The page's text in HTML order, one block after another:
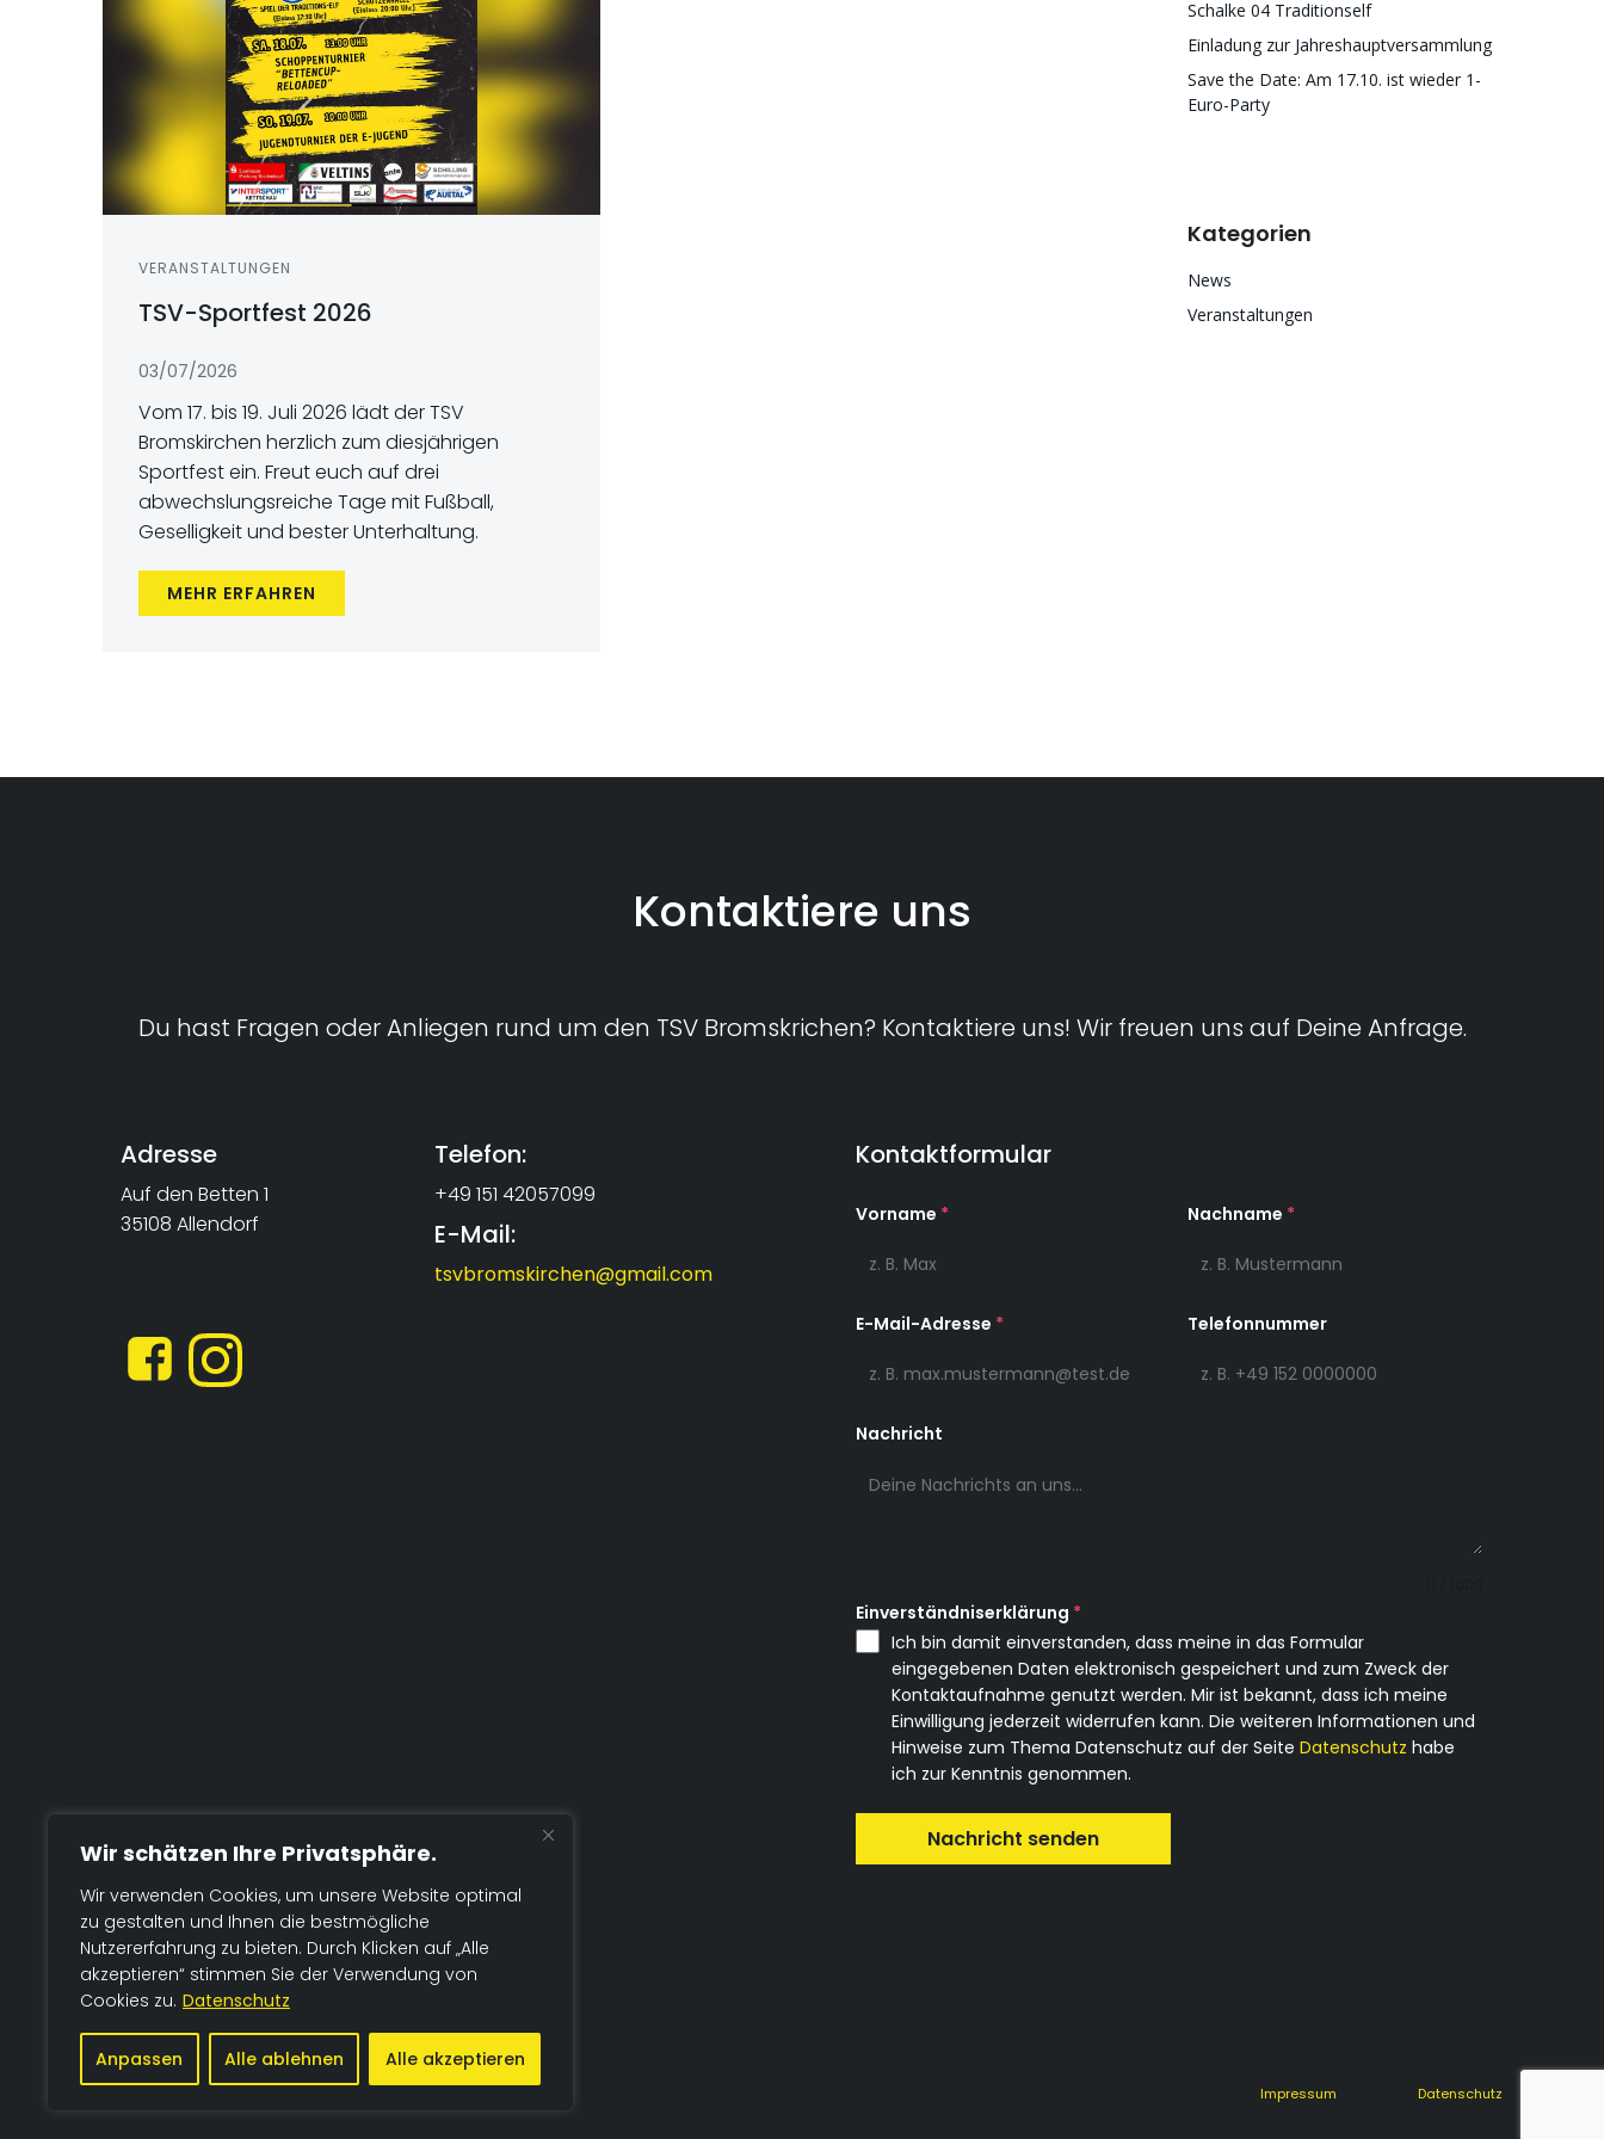
Wir schätzen Ihre Privatsphäre.
Wir verwenden Cookies, um unsere Website optimal
zu gestalten und Ihnen die bestmögliche
Nutzererfahrung zu bieten. Durch Klicken auf „Alle
akzeptieren“ stimmen Sie der Verwendung von
Cookies zu. Datenschutz
Anpassen Alle ablehnen Alle akzeptieren
VERANSTALTUNGEN
TSV-Sportfest 2026
03/07/2026
Vom 17. bis 19. Juli 2026 lädt der TSV
Bromskirchen herzlich zum diesjährigen
Sportfest ein. Freut euch auf drei
abwechslungsreiche Tage mit Fußball,
Geselligkeit und bester Unterhaltung.
MEHR ERFAHREN
Schalke 04 Traditionself
Einladung zur Jahreshauptversammlung
Save the Date: Am 17.10. ist wieder 1-
Euro-Party
Kategorien
News
Veranstaltungen
Kontaktiere uns
Du hast Fragen oder Anliegen rund um den TSV Bromskrichen? Kontaktiere uns! Wir freuen uns auf Deine Anfrage.
Adresse
Auf den Betten 1
35108 Allendorf
Telefon:
+49 151 42057099
E-Mail:
tsvbromskirchen@gmail.com
Kontaktformular
Vorname * Nachname *
E-Mail-Adresse * Telefonnummer
Nachricht
Einverständniserklärung *
Ich bin damit einverstanden, dass meine in das Formular
eingegebenen Daten elektronisch gespeichert und zum Zweck der
Kontaktaufnahme genutzt werden. Mir ist bekannt, dass ich meine
Einwilligung jederzeit widerrufen kann. Die weiteren Informationen und
Hinweise zum Thema Datenschutz auf der Seite Datenschutz habe
ich zur Kenntnis genommen.
Nachricht senden
© 2026 TSV Bromskirchen. Impressum Datenschutz